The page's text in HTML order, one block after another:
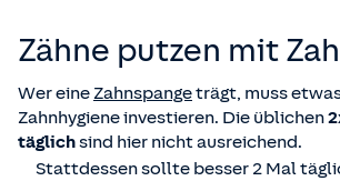
Zähne putzen mit
Wer eineZahnspangeträgt, muss
Zahnhygiene investieren. Die üblichen
täglichsind hier nicht ausreichend.
Stattdessen sollte besser 2 Mal